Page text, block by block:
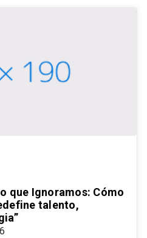
que Ignoramos: Cómo
talento,